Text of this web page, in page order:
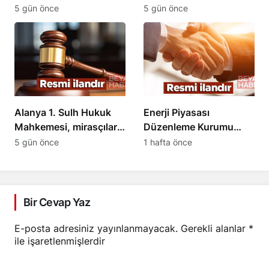
Mirasçılık Belgesi İptali
Kararı
5 gün önce
İhale Duyurusu
5 gün önce
Alanya 1. Sulh Hukuk
Mahkemesi, mirasçıların
tebliğatını ilanen yaptı
5 gün önce
Enerji Piyasası
Düzenleme Kurumu
kamulaştırma
1 hafta önce
Bir Cevap Yaz
E-posta adresiniz yayınlanmayacak. Gerekli alanlar *
ile işaretlenmişlerdir